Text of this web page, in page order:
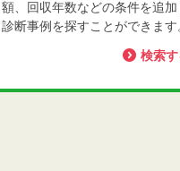
額、回収年数などの条件を追
診断事例を探すことができます
検索す